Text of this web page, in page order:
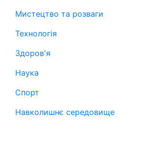
Мистецтво та розваги
Технологія
Здоров'я
Наука
Спорт
Навколишнє середовище